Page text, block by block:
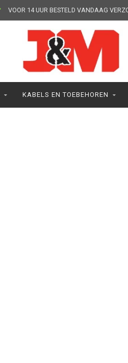
VOOR 14 UUR BESTELD VANDAAG
KABELS EN TOEBEHOREN